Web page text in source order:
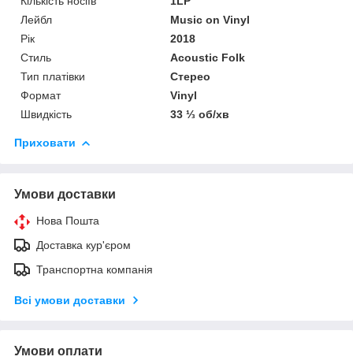
Лейбл
Music on Vinyl
Рік
2018
Стиль
Acoustic Folk
Тип платівки
Стерео
Формат
Vinyl
Швидкість
33 ⅓ об/хв
Приховати
Умови доставки
Нова Пошта
Доставка кур'єром
Транспортна компанія
Всі умови доставки
Умови оплати